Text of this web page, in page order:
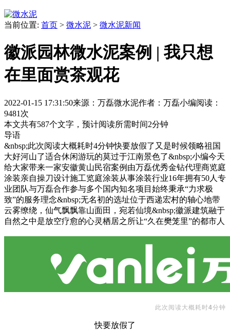
当前位置: 首页 > 微水泥 > 微水泥新闻
徽派园林微水泥案例 | 我只想
在里面赏茶观花
2022-01-15 17:31:50来源：万磊微水泥作者：万磊小编阅读：
9481次
本文共有587个文字，预计阅读所需时间2分钟
导语
&nbsp;此次阅读大概耗时4分钟快要放假了又是时候领略祖国
大好河山了适合休闲游玩的莫过于江南景色了&nbsp;小编今天
给大家带来一家安徽黄山民宿案例由万磊优秀金钻代理商览庭
涂装亲自操刀设计施工览庭涂装从事涂装行业16年拥有50人专
业团队与万磊合作参与多个国内知名项目始终秉承“力求极
致”的服务理念&nbsp;无名初的选址位于西递宏村的轴心地带
云雾缭绕，仙气飘飘靠山面田，宛若仙境&nbsp;徽派建筑融于
自然之中是放空疗愈的心灵栖居之所让“久在樊笼里”的都市人
此次阅读大概耗时4分钟
快要放假了